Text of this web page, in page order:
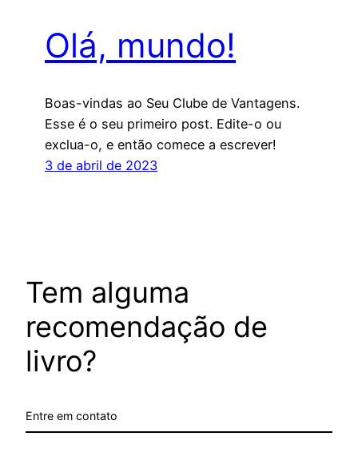
Olá, mundo!
Boas-vindas ao Seu Clube de Vantagens.
Esse é o seu primeiro post. Edite-o ou
exclua-o, e então comece a escrever!
3 de abril de 2023
Tem alguma
recomendação de
livro?
Entre em contato